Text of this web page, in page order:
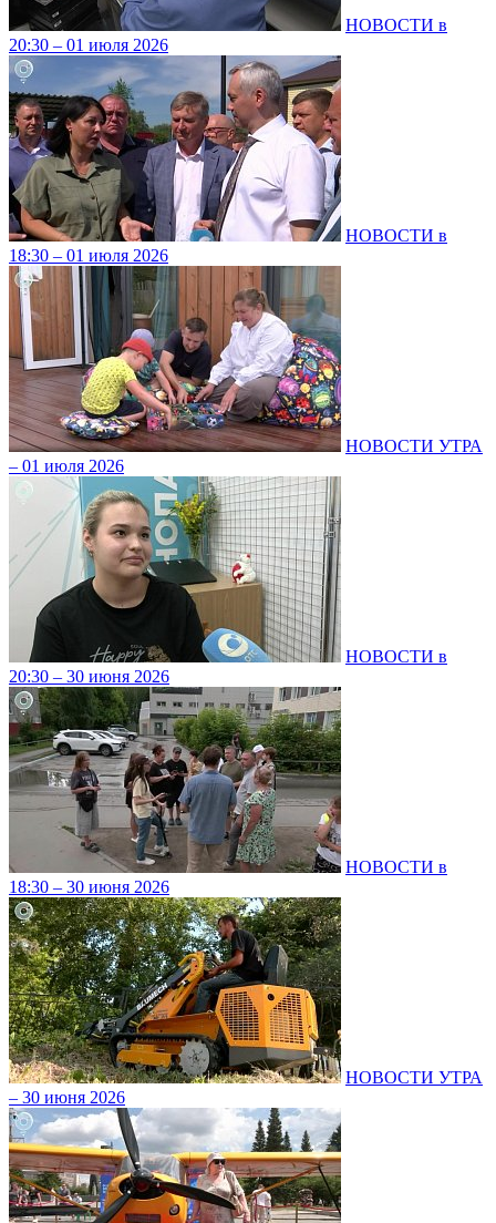
НОВОСТИ в
20:30 – 01 июля 2026
НОВОСТИ в
18:30 – 01 июля 2026
НОВОСТИ УТРА
– 01 июля 2026
НОВОСТИ в
20:30 – 30 июня 2026
НОВОСТИ в
18:30 – 30 июня 2026
НОВОСТИ УТРА
– 30 июня 2026